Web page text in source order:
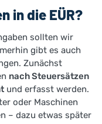
in die EÜR?
sollten wir
gibt es auch
Zunächst
nach Steuersätzen
und erfasst werden.
oder Maschinen
– dazu etwas später